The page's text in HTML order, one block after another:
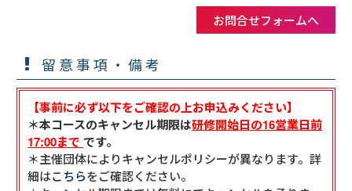
お問合せフォームへ
留意事項・備考
【事前に必ず以下をご確認の上お申込みください】
＊本コースのキャンセル期限は研修開始日の16営業日前
17:00まで です。
＊主催団体によりキャンセルポリシーが異なります。詳
細はこちらをご確認ください。